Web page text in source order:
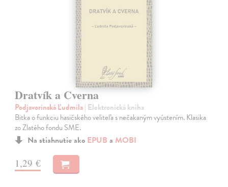
Dratvík a Cverna
Podjavorinská Ľudmila| Elektronická kniha
Bitka o funkciu hasičského veliteľa s nečakaným vyústením. Klasika
zo Zlatého fondu SME.
Na stiahnutie ako EPUB a MOBI
1,29 €